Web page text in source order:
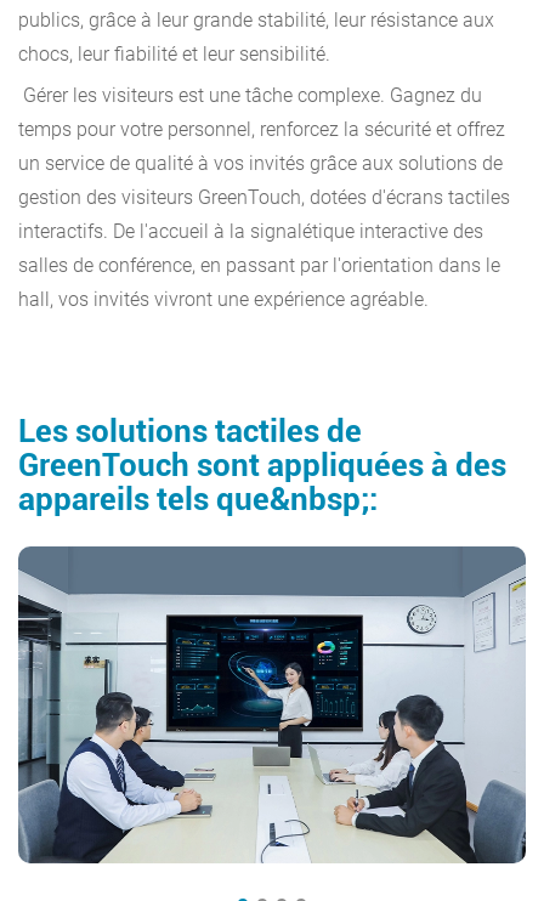
publics, grâce à leur grande stabilité, leur résistance aux
chocs, leur fiabilité et leur sensibilité.
Gérer les visiteurs est une tâche complexe. Gagnez du
temps pour votre personnel, renforcez la sécurité et offrez
un service de qualité à vos invités grâce aux solutions de
gestion des visiteurs GreenTouch, dotées d'écrans tactiles
interactifs. De l'accueil à la signalétique interactive des
salles de conférence, en passant par l'orientation dans le
hall, vos invités vivront une expérience agréable.
Les solutions tactiles de
GreenTouch sont appliquées à des
appareils tels que&nbsp;: